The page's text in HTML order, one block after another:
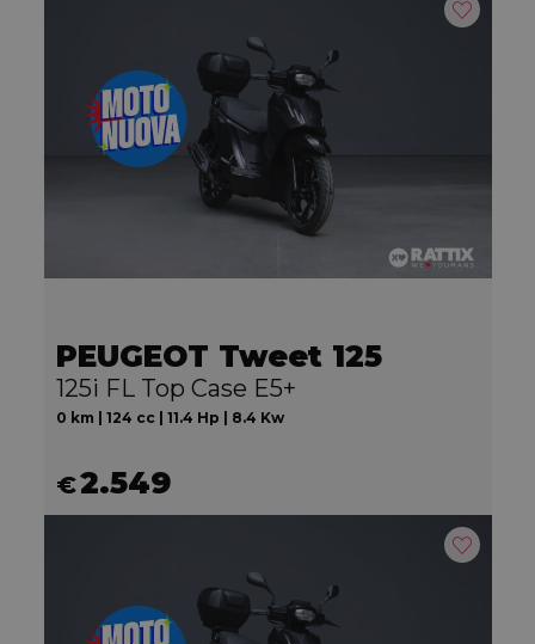
PEUGEOT Tweet 125
125i FL Top Case E5+
0 km | 124 cc | 11.4 Hp | 8.4 Kw
€2.549